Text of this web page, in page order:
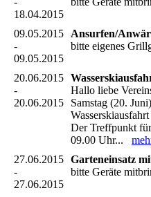
18.04.2015
09.05.2015
-
09.05.2015
Ansurfen/
bitte eigenes
20.06.2015
-
20.06.2015
Hallo liebe
Samstag (20.
Der Treffpunkt
09.00 Uhr...
27.06.2015
-
27.06.2015
Garteneinsatz
bitte Geräte